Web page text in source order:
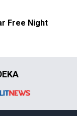
Free Night